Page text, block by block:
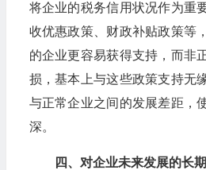
将企业的税务信用状况作为重
收优惠政策、财政补贴政策等
的企业更容易获得支持，而非
损，基本上与这些政策支持无
与正常企业之间的发展差距，
深。
四、对企业未来发展的长